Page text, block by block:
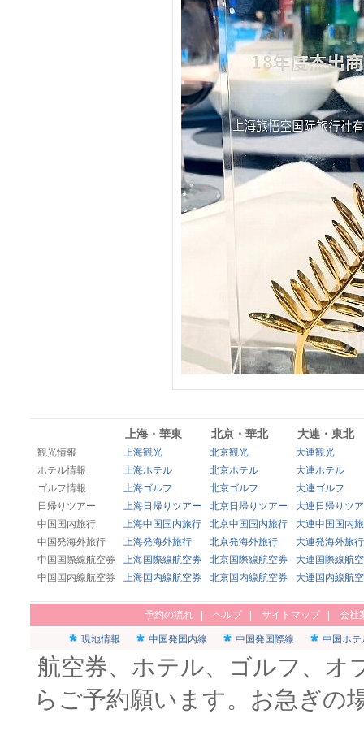
上海・華東 北京・華北 大連・東北
観光情報 上海観光 北京観光
大連観光
ホテル情報
上海ホテル 北京ホテル
大連ホテル
ゴルフ情報
上海ゴルフ 北京ゴルフ
大連ゴルフ
日帰りツアー
上海日帰りツアー 北京日帰りツアー
大連日帰りツ
中国国内旅行
上海中国国内旅行 北京中国国内旅行
大連中国国内
中国発海外旅行
上海発海外旅行 北京発海外旅行
大連発海外旅行
中国国際線航空券
上海国際線航空券 北京国際線航空券
大連国際線航
中国国内線航空券
上海国内線航空券 北京国内線航空券 大連国内線航
予約の流れ ヘルプ サイトマップ 会社
現地情報 中国発国内線 中国発国際線 中国ホテ
航空券、ホテル、ゴルフ、オ
らご予約願います。お急ぎの